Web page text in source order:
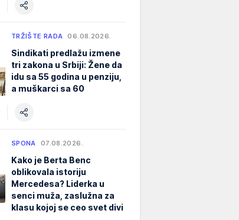
TRŽIŠTE RADA 06.08.2026.
Sindikati predlažu izmene
tri zakona u Srbiji: Žene da
idu sa 55 godina u penziju,
a muškarci sa 60
SPONA 07.08.2026.
Kako je Berta Benc
oblikovala istoriju
Mercedesa? Liderka u
senci muža, zaslužna za
klasu kojoj se ceo svet divi